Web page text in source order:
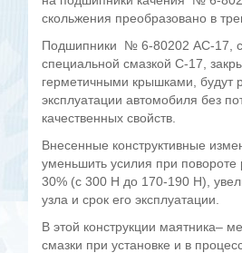
скольжения преобразовано в
Подшипники № 6-80202 АС-17,
специальной смазкой С-17,
герметичными крышками, будут
эксплуатации автомобиля без
качественных свойств.
Внесенные конструктивные
уменьшить усилия при повороте
30% (с 300 Н до 170-190 Н),
узла и срок его эксплуатации.
В этой конструкции маятника–
смазки при установке и в